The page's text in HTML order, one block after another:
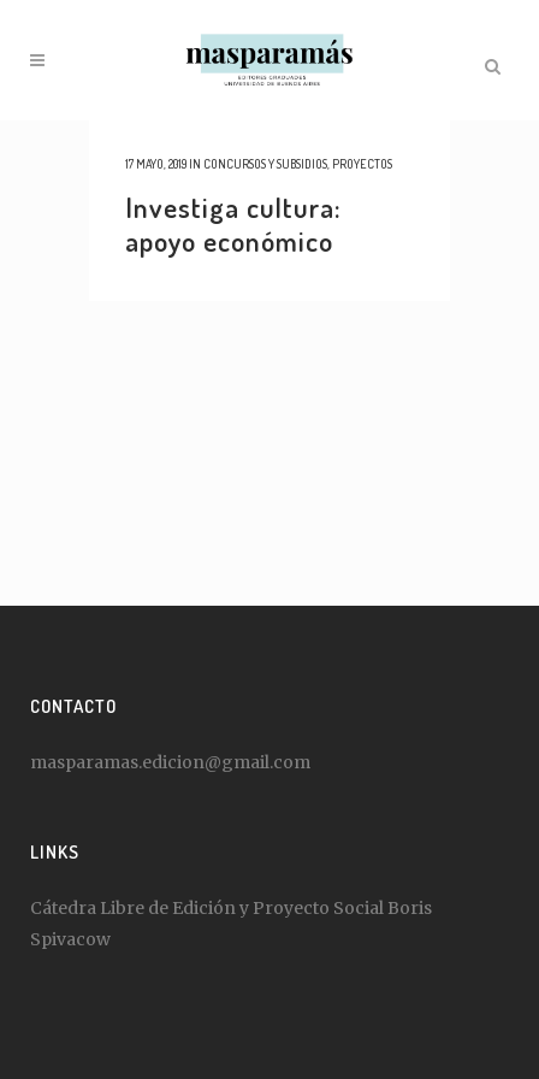
17 MAYO, 2019 IN CONCURSOS Y SUBSIDIOS PROYECTOS
Investiga cultura:
apoyo económico
CONTACTO
masparamas.edicion@gmail.com
LINKS
Cátedra Libre de Edición y Proyecto Social Boris
Spivacow